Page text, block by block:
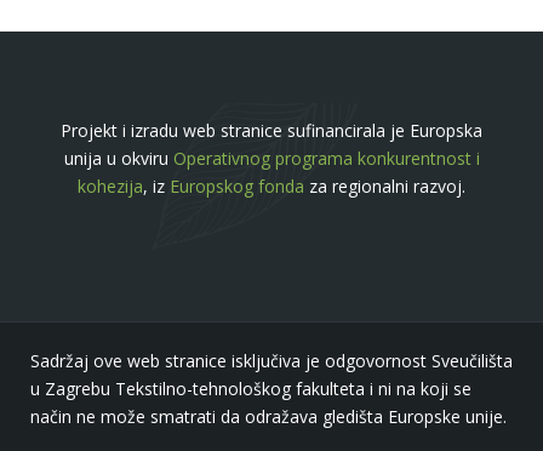
Projekt i izradu web stranice sufinancirala je Europska
unija u okviru Operativnog programa konkurentnost i
kohezija, iz Europskog fonda za regionalni razvoj.
Sadržaj ove web stranice isključiva je odgovornost Sveučilišta
u Zagrebu Tekstilno-tehnološkog fakulteta i ni na koji se
način ne može smatrati da odražava gledišta Europske unije.